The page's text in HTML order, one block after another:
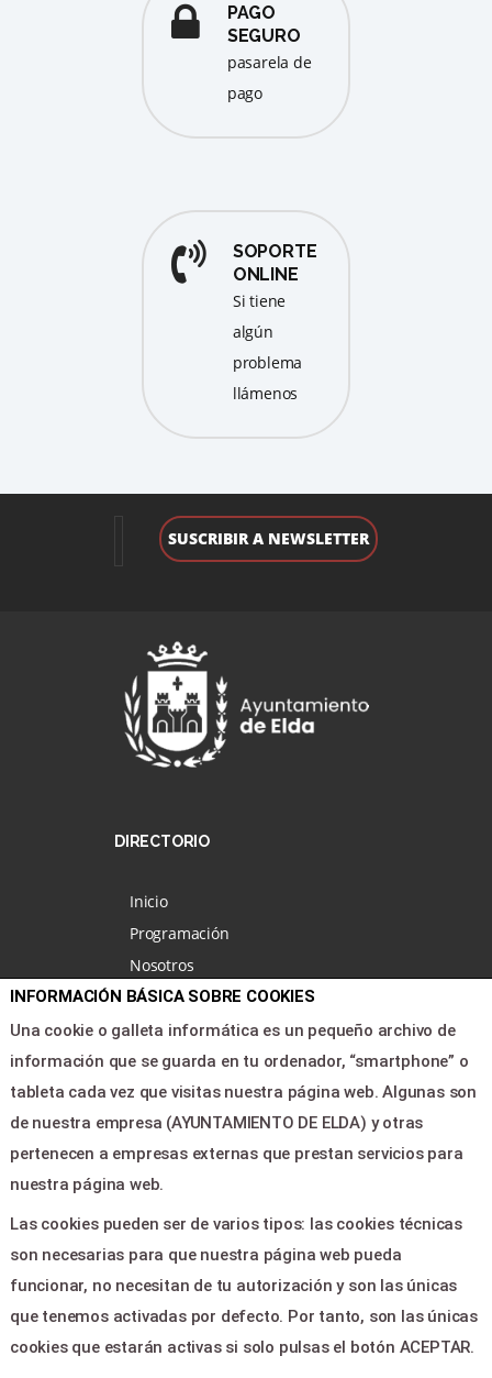
PAGO
SEGURO
pasarela de
pago
SOPORTE
ONLINE
Si tiene
algún
problema
llámenos
DIRECTORIO
Inicio
Programación
Nosotros
Noticias
Área clientes
Contacto
LEGAL & PAGOS
Ayuda
Aviso legal
Política de privacidad
Contactar
CONTACTO
INFORMACIÓN BÁSICA SOBRE COOKIES
Una cookie o galleta informática es un pequeño archivo de
información que se guarda en tu ordenador, “smartphone” o
tableta cada vez que visitas nuestra página web. Algunas son
de nuestra empresa (AYUNTAMIENTO DE ELDA) y otras
pertenecen a empresas externas que prestan servicios para
nuestra página web.
Las cookies pueden ser de varios tipos: las cookies técnicas
son necesarias para que nuestra página web pueda
funcionar, no necesitan de tu autorización y son las únicas
que tenemos activadas por defecto. Por tanto, son las únicas
cookies que estarán activas si solo pulsas el botón ACEPTAR.